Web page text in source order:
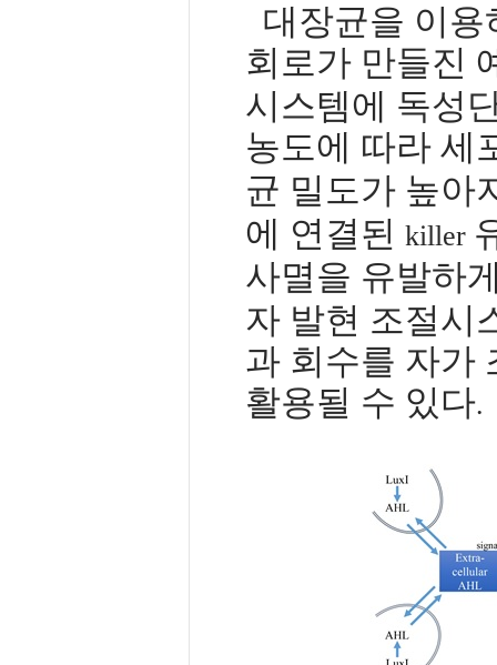
대장균을 이용
회로가 만들진
시스템에 독성
농도에 따라 세
균 밀도가 높아
에 연결된 killer
사멸을 유발하
자 발현 조절시
과 회수를 자가
활용될 수 있다.